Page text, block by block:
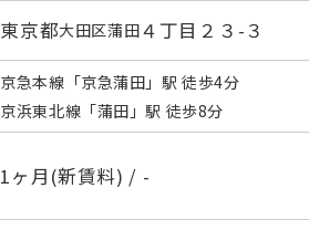
東京都大田区蒲田４丁目２３-３
京急本線 「京急蒲田 」駅 徒歩4分
京浜東北線 「蒲田 」駅 徒歩8分
1ヶ月(新賃料) / -